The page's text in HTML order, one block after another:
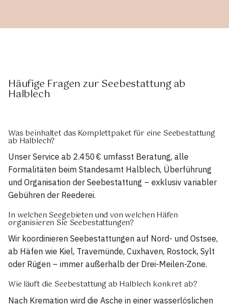
Häufige Fragen zur Seebestattung ab
Halblech
Was beinhaltet das Komplettpaket für eine Seebestattung
ab Halblech?
Unser Service ab 2.450 € umfasst Beratung, alle
Formalitäten beim Standesamt Halblech, Überführung
und Organisation der Seebestattung – exklusiv variabler
Gebühren der Reederei.
In welchen Seegebieten und von welchen Häfen
organisieren Sie Seebestattungen?
Wir koordinieren Seebestattungen auf Nord- und Ostsee,
ab Häfen wie Kiel, Travemünde, Cuxhaven, Rostock, Sylt
oder Rügen – immer außerhalb der Drei-Meilen-Zone.
Wie läuft die Seebestattung ab Halblech konkret ab?
Nach Kremation wird die Asche in einer wasserlöslichen